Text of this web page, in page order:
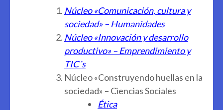
Núcleo «Comunicación, cultura y
sociedad» – Humanidades
Núcleo «Innovación y desarrollo
productivo» – Emprendimiento y
TIC´s
Núcleo «Construyendo huellas en la
sociedad» – Ciencias Sociales
Ética